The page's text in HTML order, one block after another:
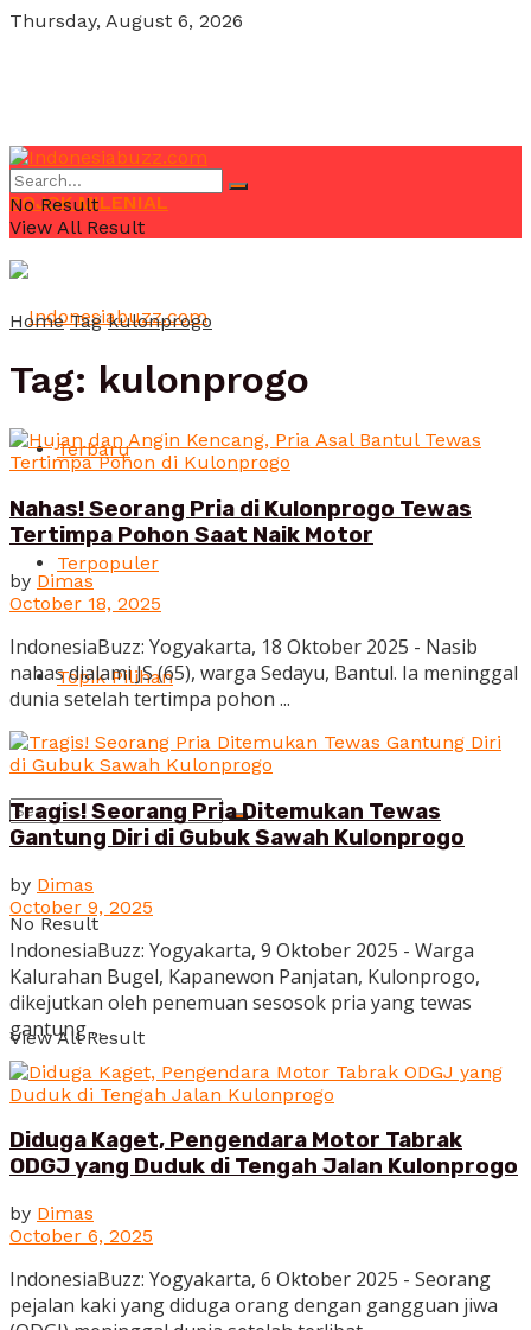
Thursday, August 6, 2026
POJOK MILENIAL
Terbaru
Terpopuler
Topik Pilihan
No Result
View All Result
No Result
View All Result
Home Tag kulonprogo
Tag: kulonprogo
Nahas! Seorang Pria di Kulonprogo Tewas
Tertimpa Pohon Saat Naik Motor
by Dimas
October 18, 2025
IndonesiaBuzz: Yogyakarta, 18 Oktober 2025 - Nasib
nahas dialami JS (65), warga Sedayu, Bantul. Ia meninggal
dunia setelah tertimpa pohon ...
Tragis! Seorang Pria Ditemukan Tewas
Gantung Diri di Gubuk Sawah Kulonprogo
by Dimas
October 9, 2025
IndonesiaBuzz: Yogyakarta, 9 Oktober 2025 - Warga
Kalurahan Bugel, Kapanewon Panjatan, Kulonprogo,
dikejutkan oleh penemuan sesosok pria yang tewas
gantung ...
Diduga Kaget, Pengendara Motor Tabrak
ODGJ yang Duduk di Tengah Jalan Kulonprogo
by Dimas
October 6, 2025
‎IndonesiaBuzz: Yogyakarta, 6 Oktober 2025 - Seorang
pejalan kaki yang diduga orang dengan gangguan jiwa